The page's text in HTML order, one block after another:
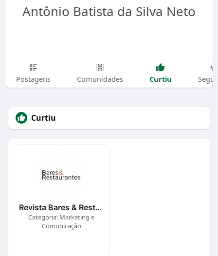
Antônio Batista da Silva Neto
Postagens Comunidades Curtiu
Curtiu
Revista Bares & Restaurantes
Categoria: Marketing e
Comunicação